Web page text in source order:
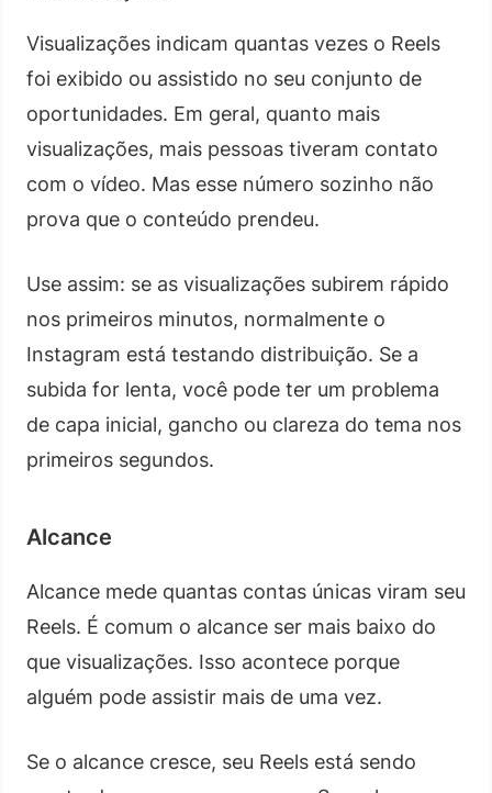
Visualizações indicam quantas vezes o Reels
foi exibido ou assistido no seu conjunto de
oportunidades. Em geral, quanto mais
visualizações, mais pessoas tiveram contato
com o vídeo. Mas esse número sozinho não
prova que o conteúdo prendeu.
Use assim: se as visualizações subirem rápido
nos primeiros minutos, normalmente o
Instagram está testando distribuição. Se a
subida for lenta, você pode ter um problema
de capa inicial, gancho ou clareza do tema nos
primeiros segundos.
Alcance
Alcance mede quantas contas únicas viram seu
Reels. É comum o alcance ser mais baixo do
que visualizações. Isso acontece porque
alguém pode assistir mais de uma vez.
Se o alcance cresce, seu Reels está sendo